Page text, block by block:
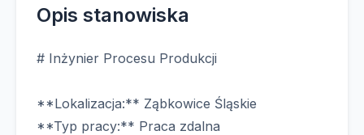
Opis stanowiska
# Inżynier Procesu Produkcji
**Lokalizacja:** Ząbkowice Śląskie
**Typ pracy:** Praca zdalna